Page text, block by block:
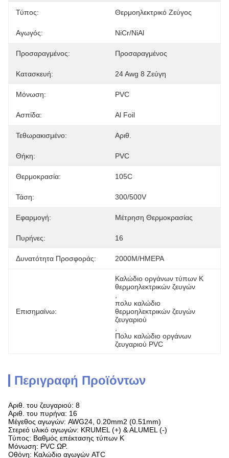
Τύπος: Θερμοηλεκτρικό Ζεύγος
Αγωγός: NiCr/NiAl
Προσαραγμένος: Προσαραγμένος
Κατασκευή: 24 Awg 8 Ζεύγη
Μόνωση: PVC
Ασπίδα: Al Foil
Τεθωρακισμένο: Αριθ.
Θήκη: PVC
Θερμοκρασία: 105C
Τάση: 300/500V
Εφαρμογή: Μέτρηση Θερμοκρασίας
Πυρήνες: 16
Δυνατότητα Προσφοράς: 2000M/ΗΜΕΡΑ
Επισημαίνω:
Καλώδιο οργάνων τύπων Κ
θερμοηλεκτρικών ζευγών
πολυ καλώδιο
θερμοηλεκτρικών ζευγών
ζευγαριού
Πολυ καλώδιο οργάνων
ζευγαριού PVC
Περιγραφή Προϊόντων
Αριθ. του ζευγαριού: 8
Αριθ. του πυρήνα: 16
Μέγεθος αγωγών: AWG24, 0.20mm2 (0.51mm)
Στερεό υλικό αγωγών: KRUMEL (+) & ALUMEL (-)
Τύπος: Βαθμός επέκτασης τύπων Κ
Μόνωση: PVC ΩΡ.
Οθόνη: Καλώδιο αγωγών ATC